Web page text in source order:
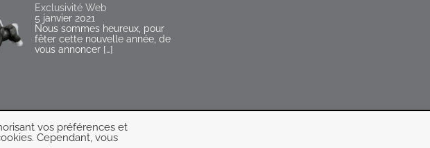
Exclusivité Web
5 janvier 2021
Nous sommes heureux, pour
fêter cette nouvelle année, de
vous annoncer […]
|Agence DOKiMEDIA®
-Modes de livraison-FAQ
vos préférences et
Cependant, vous